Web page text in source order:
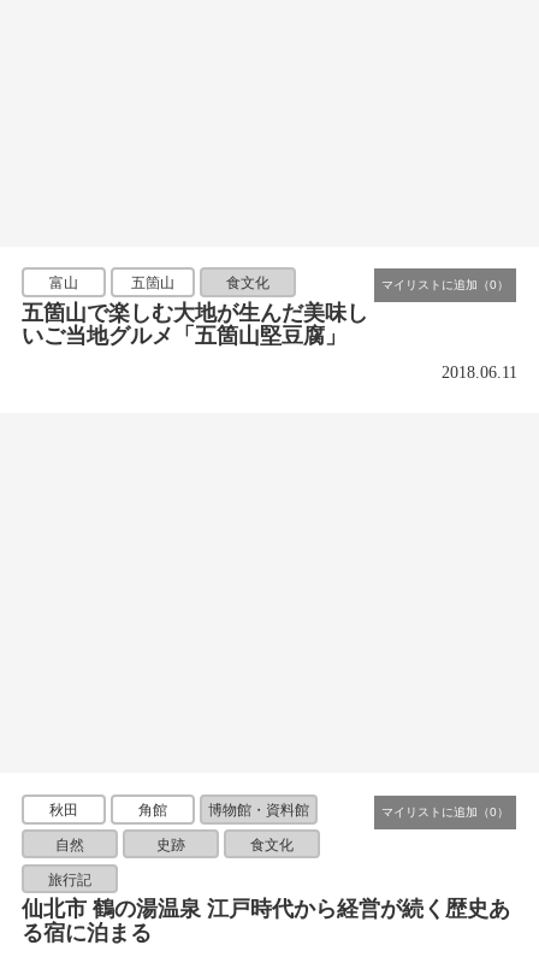
富山 五箇山 食文化
五箇山で楽しむ大地が生んだ美味し
いご当地グルメ「五箇山堅豆腐」
2018.06.11
秋田 角館 博物館・資料館
自然 史跡 食文化
旅行記
仙北市 鶴の湯温泉 江戸時代から経営が続く歴史あ
る宿に泊まる